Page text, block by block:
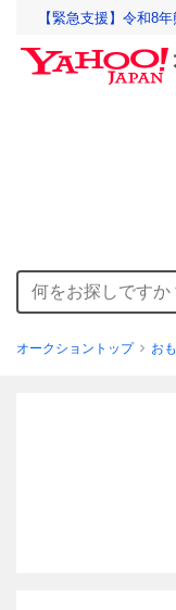
【緊急支援】令和8
オークショントップ お